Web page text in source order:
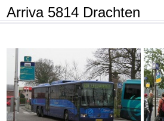
Arriva 5814 Drachten